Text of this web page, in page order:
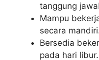
tanggung
Mampu
secara
Bersedia
pada hari libur.